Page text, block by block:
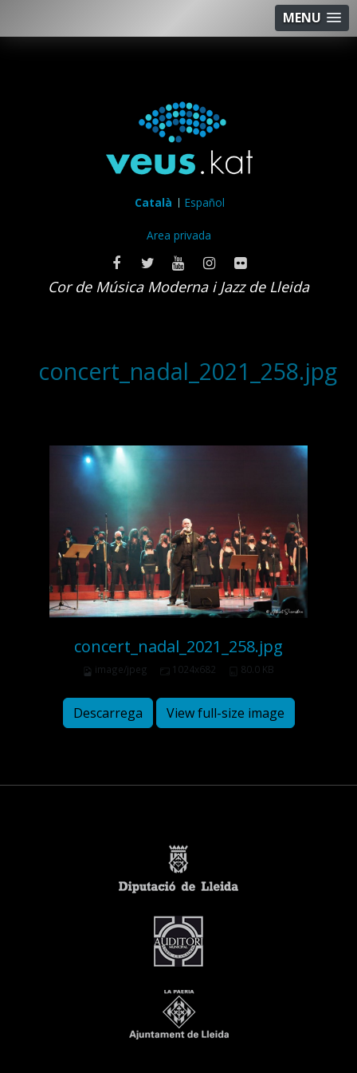
MENU
Català Español
Area privada
Cor de Música Moderna i Jazz de Lleida
concert_nadal_2021_258.jpg
concert_nadal_2021_258.jpg
image/jpeg 1024x682 80.0 KB
Descarrega View full-size image